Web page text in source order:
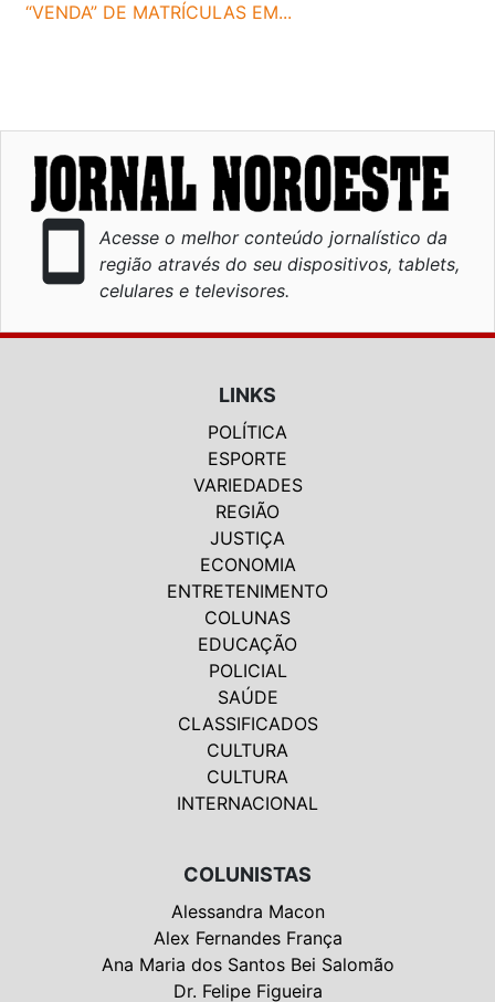
“VENDA” DE MATRÍCULAS EM...
smartphone
Acesse o melhor conteúdo jornalístico da
região através do seu dispositivos, tablets,
celulares e televisores.
LINKS
POLÍTICA
ESPORTE
VARIEDADES
REGIÃO
JUSTIÇA
ECONOMIA
ENTRETENIMENTO
COLUNAS
EDUCAÇÃO
POLICIAL
SAÚDE
CLASSIFICADOS
CULTURA
CULTURA
INTERNACIONAL
COLUNISTAS
Alessandra Macon
Alex Fernandes França
Ana Maria dos Santos Bei Salomão
Dr. Felipe Figueira